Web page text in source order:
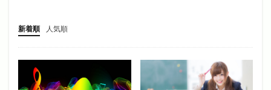
新着順 人気順